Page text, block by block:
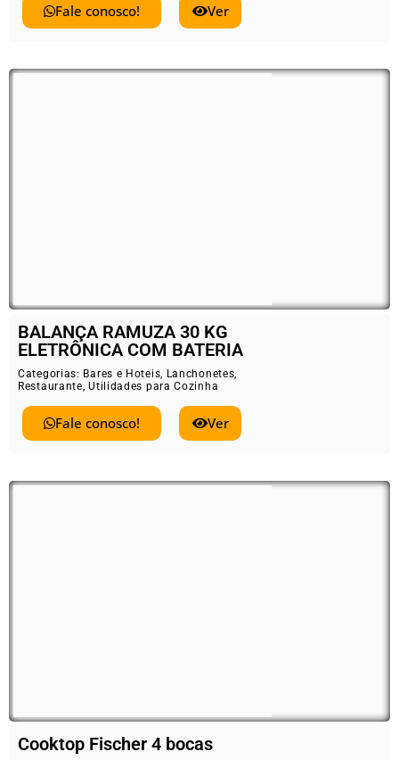
Fale conosco! Ver
BALANÇA RAMUZA 30 KG
ELETRÔNICA COM BATERIA
Categorias: Bares e Hoteis, Lanchonetes,
Restaurante,Utilidades para Cozinha
Fale conosco! Ver
Cooktop Fischer 4 bocas